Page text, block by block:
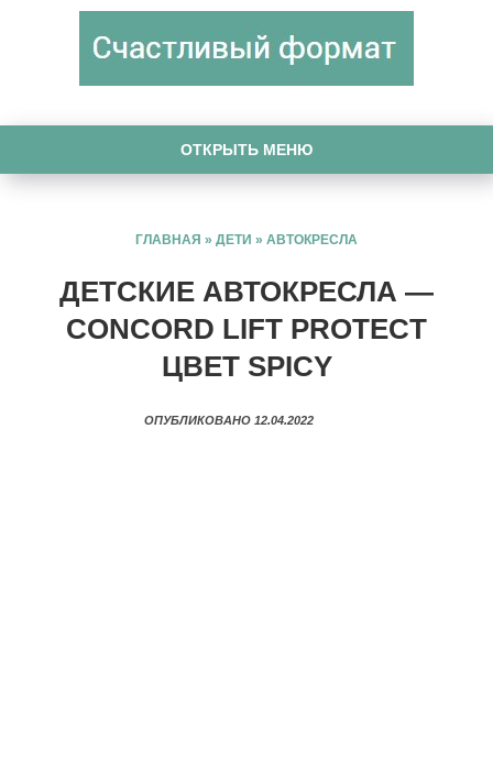
ОТКРЫТЬ МЕНЮ
ГЛАВНАЯ » ДЕТИ » АВТОКРЕСЛА
ДЕТСКИЕ АВТОКРЕСЛА —
CONCORD LIFT PROTECT
ЦВЕТ SPICY
ОПУБЛИКОВАНО 12.04.2022